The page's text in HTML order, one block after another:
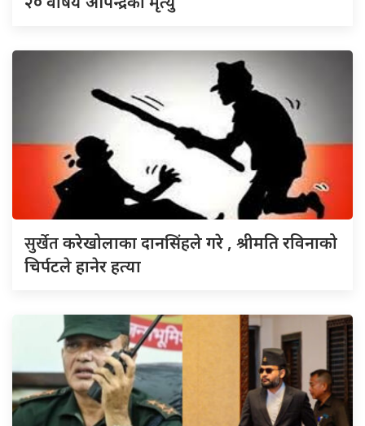
सुर्खेतकरेखोलाका दानसिंहले गरे , श्रीमति रविनाको
चिर्पटले हानेर हत्या